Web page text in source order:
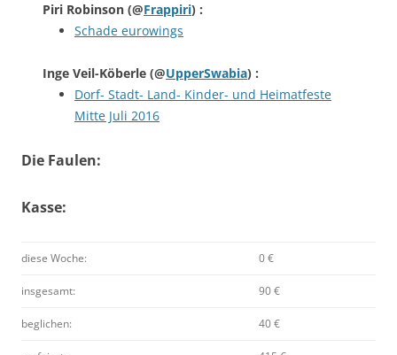
Piri Robinson (@Frappiri) :
Schade eurowings
Inge Veil-Köberle (@UpperSwabia) :
Dorf- Stadt- Land- Kinder- und Heimatfeste
Mitte Juli 2016
Die Faulen:
Kasse:
diese Woche: 0 €
insgesamt: 90 €
beglichen: 40 €